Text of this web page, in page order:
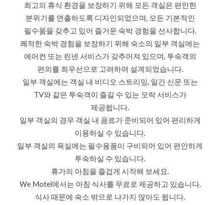
최고의 휴식 환경을 보장하기 위해 모든 객실은 편안한
분위기를 연출하도록 디자인되었으며, 모든 기본적인
필수품을 갖추고 있어 즐거운 숙박 경험을 선사합니다.
쾌적한 숙박 경험을 보장하기 위해 숙소의 일부 객실에는
에어컨 또는 린넨 서비스가 갖추어져 있으며, 투숙객의
편의를 최우선으로 고려하여 설계되었습니다.
일부 객실에는 객실 내 비디오 스트리밍, 일간 신문 또는
TV와 같은 투숙객이 즐길 수 있는 오락 서비스가
제공됩니다.
일부 객실의 경우 객실 내 음료가 준비되어 있어 편리하게
이용하실 수 있습니다.
일부 객실의 욕실에는 필수용품이 구비되어 있어 편안하게
투숙하실 수 있습니다.
휴가의 아침을 즐겁게 시작해 보세요.
We Motel에서는 아침 식사를 무료로 제공하고 있습니다.
식사 때문에 숙소 밖으로 나가지 않아도 됩니다.